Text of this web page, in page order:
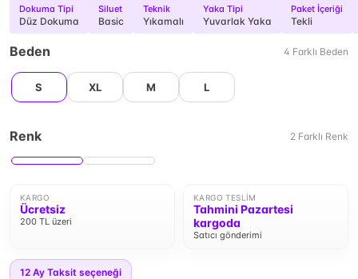
Dokuma Tipi
Düz Dokuma
Siluet
Basic
Teknik
Yıkamalı
Yaka Tipi
Yuvarlak Yaka
Paket İçeriği
Tekli
Beden 4 Farklı Beden
S XL M L
Renk 2 Farklı Renk
KARGO
Ücretsiz
200 TL üzeri
KARGO TESLIM
Tahmini Pazartesi
kargoda
Satıcı gönderimi
12 Ay Taksit seçeneği